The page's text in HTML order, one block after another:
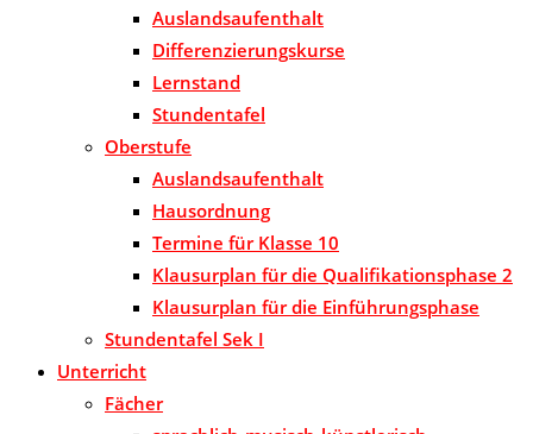
Auslandsaufenthalt
Differenzierungskurse
Lernstand
Stundentafel
Oberstufe
Auslandsaufenthalt
Hausordnung
Termine für Klasse 10
Klausurplan für die Qualifikationsphase 2
Klausurplan für die Einführungsphase
Stundentafel Sek I
Unterricht
Fächer